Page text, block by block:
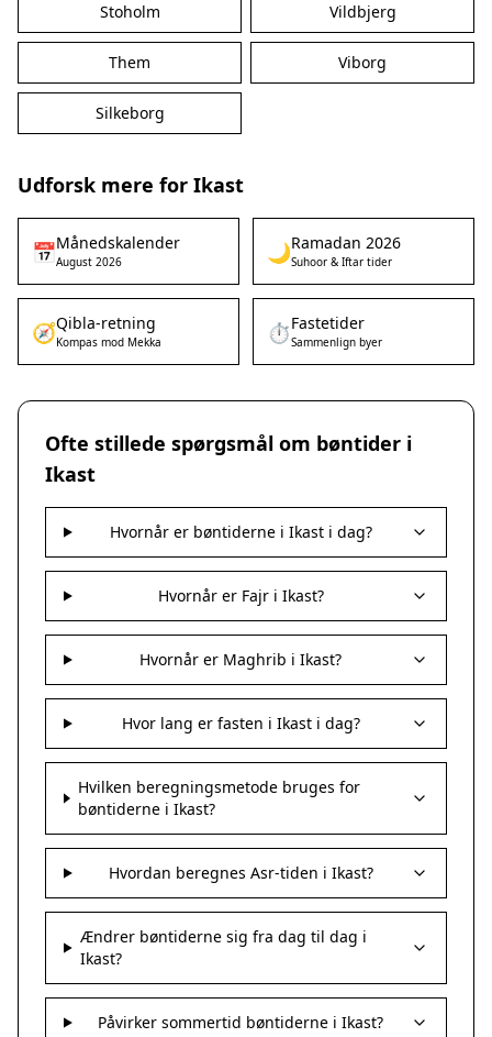
Stoholm Vildbjerg
Them Viborg
Silkeborg
Udforsk mere for Ikast
📅Månedskalender
August 2026 🌙Ramadan 2026
Suhoor & Iftar tider
🧭Qibla-retning
Kompas mod Mekka ⏱️Fastetider
Sammenlign byer
Ofte stillede spørgsmål om bøntider i
Ikast
Hvornår er bøntiderne i Ikast i dag?
Hvornår er Fajr i Ikast?
Hvornår er Maghrib i Ikast?
Hvor lang er fasten i Ikast i dag?
Hvilken beregningsmetode bruges for
bøntiderne i Ikast?
Hvordan beregnes Asr-tiden i Ikast?
Ændrer bøntiderne sig fra dag til dag i
Ikast?
Påvirker sommertid bøntiderne i Ikast?